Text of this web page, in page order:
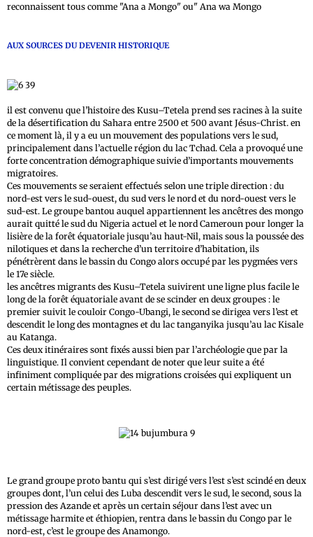
reconnaissent tous comme "Ana a Mongo" ou" Ana wa Mongo
AUX SOURCES DU DEVENIR HISTORIQUE
il est convenu que l’histoire des Kusu–Tetela prend ses racines à la suite
de la désertification du Sahara entre 2500 et 500 avant Jésus-Christ. en
ce moment là, il y a eu un mouvement des populations vers le sud,
principalement dans l’actuelle région du lac Tchad. Cela a provoqué une
forte concentration démographique suivie d’importants mouvements
migratoires.
Ces mouvements se seraient effectués selon une triple direction : du
nord-est vers le sud-ouest, du sud vers le nord et du nord-ouest vers le
sud-est. Le groupe bantou auquel appartiennent les ancêtres des mongo
aurait quitté le sud du Nigeria actuel et le nord Cameroun pour longer la
lisière de la forêt équatoriale jusqu’au haut-Nil, mais sous la poussée des
nilotiques et dans la recherche d’un territoire d’habitation, ils
pénétrèrent dans le bassin du Congo alors occupé par les pygmées vers
le 17e siècle.
les ancêtres migrants des Kusu–Tetela suivirent une ligne plus facile le
long de la forêt équatoriale avant de se scinder en deux groupes : le
premier suivit le couloir Congo-Ubangi, le second se dirigea vers l’est et
descendit le long des montagnes et du lac tanganyika jusqu’au lac Kisale
au Katanga.
Ces deux itinéraires sont fixés aussi bien par l’archéologie que par la
linguistique. Il convient cependant de noter que leur suite a été
infiniment compliquée par des migrations croisées qui expliquent un
certain métissage des peuples.
Le grand groupe proto bantu qui s’est dirigé vers l’est s’est scindé en deux
groupes dont, l’un celui des Luba descendit vers le sud, le second, sous la
pression des Azande et après un certain séjour dans l’est avec un
métissage harmite et éthiopien, rentra dans le bassin du Congo par le
nord-est, c’est le groupe des Anamongo.